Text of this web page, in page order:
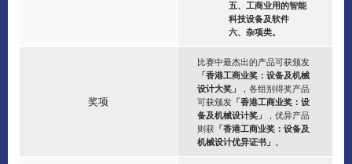
五、工商业用的智能
科技设备及软件
六、杂项类。
奖项
比赛中最杰出的产品可获颁发
「香港工商业奖：设备及机械
设计大奖」
，各组别得奖产品
可获颁发 「香港工商业奖：设
备及机械设计奖」
，优异产品
则获 「香港工商业奖：设备及
机械设计优异证书」